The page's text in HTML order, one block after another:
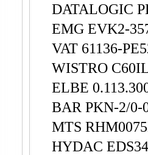
DATALOGIC
EMG EVK2-
VAT 61136-
WISTRO
ELBE
BAR PKN-2/0-
MTS
HYDAC